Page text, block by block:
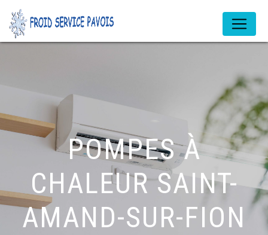
POMPES À
CHALEUR SAINT-
AMAND-SUR-FION
Panneau de gestion des cookies